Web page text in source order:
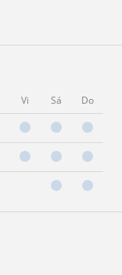
Vi Sá Do